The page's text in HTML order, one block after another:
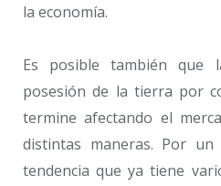
la economía.
Es posible también que
posesión de la tierra por
termine afectando el
distintas maneras. Por
tendencia que ya tiene